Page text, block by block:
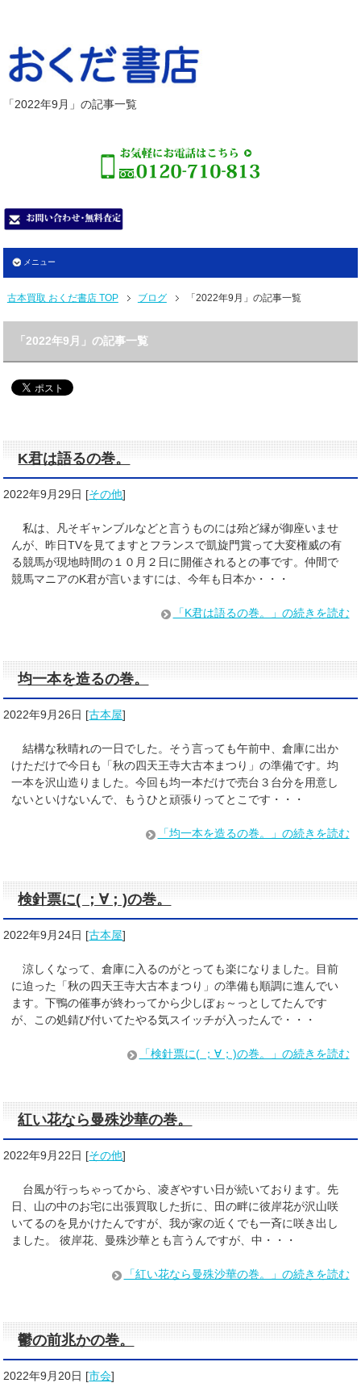
「2022年9月」の記事一覧
メニュー
古本買取 おくだ書店 TOP ブログ 「2022年9月」の記事一覧
「2022年9月」の記事一覧
K君は語るの巻。
2022年9月29日 [その他]
私は、凡そギャンブルなどと言うものには殆ど縁が御座いませ
んが、昨日TVを見てますとフランスで凱旋門賞って大変権威の有
る競馬が現地時間の１０月２日に開催されるとの事です。仲間で
競馬マニアのK君が言いますには、今年も日本か・・・
「K君は語るの巻。」の続きを読む
均一本を造るの巻。
2022年9月26日 [古本屋]
結構な秋晴れの一日でした。そう言っても午前中、倉庫に出か
けただけで今日も「秋の四天王寺大古本まつり」の準備です。均
一本を沢山造りました。今回も均一本だけで売台３台分を用意し
ないといけないんで、もうひと頑張りってとこです・・・
「均一本を造るの巻。」の続きを読む
検針票に( ；∀；)の巻。
2022年9月24日 [古本屋]
涼しくなって、倉庫に入るのがとっても楽になりました。目前
に迫った「秋の四天王寺大古本まつり」の準備も順調に進んでい
ます。下鴨の催事が終わってから少しぼぉ～っとしてたんです
が、この処錆び付いてたやる気スイッチが入ったんで・・・
「検針票に( ；∀；)の巻。」の続きを読む
紅い花なら曼殊沙華の巻。
2022年9月22日 [その他]
台風が行っちゃってから、凌ぎやすい日が続いております。先
日、山の中のお宅に出張買取した折に、田の畔に彼岸花が沢山咲
いてるのを見かけたんですが、我が家の近くでも一斉に咲き出し
ました。 彼岸花、曼殊沙華とも言うんですが、中・・・
「紅い花なら曼殊沙華の巻。」の続きを読む
鬱の前兆かの巻。
2022年9月20日 [市会]